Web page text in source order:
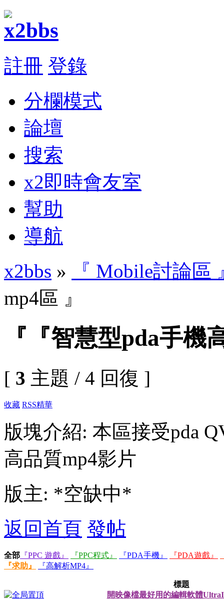
註冊 登錄
分欄模式
論壇
搜索
x2即時會友室
幫助
導航
x2bbs »
『 Mobile討論區
mp4區 』
『『智慧型pda手機
[ 3 主題 / 4 回復 ]
收藏 RSS精華
版塊介紹: 本區接受pda
高品質mp4影片
版主: *空缺中*
返回首頁 發帖
全部 『PPC 遊戲』 『PPC程式』 『PDA手機』 『PDA遊戲』
『求助』
『高解析MP4』
標題
開映像檔最好用的編輯軟體